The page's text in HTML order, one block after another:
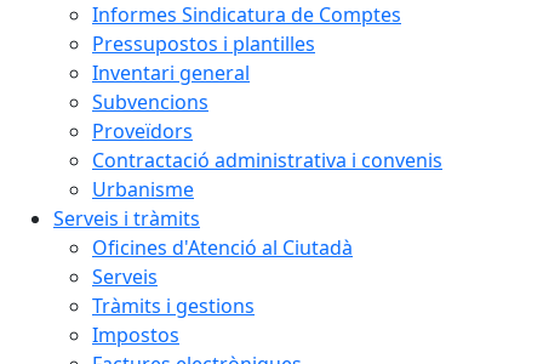
Informes Sindicatura de Comptes
Pressupostos i plantilles
Inventari general
Subvencions
Proveïdors
Contractació administrativa i convenis
Urbanisme
Serveis i tràmits
Oficines d'Atenció al Ciutadà
Serveis
Tràmits i gestions
Impostos